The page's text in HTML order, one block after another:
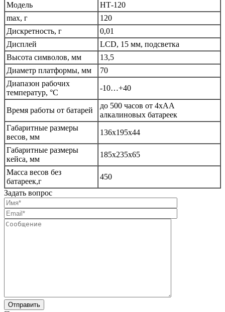
Модель
НТ-120
max, г
120
Дискретность, г
0,01
Дисплей
LCD, 15 мм, подсветка
Высота символов, мм
13,5
Диаметр платформы, мм
70
Диапазон рабочих
температур, °С
-10…+40
Время работы от батарей
до 500 часов от 4хАА
алкалиновых батареек
Габаритные размеры
весов, мм
136х195х44
Габаритные размеры
кейса, мм
185х235х65
Масса весов без
батареек,г
450
Задать вопрос